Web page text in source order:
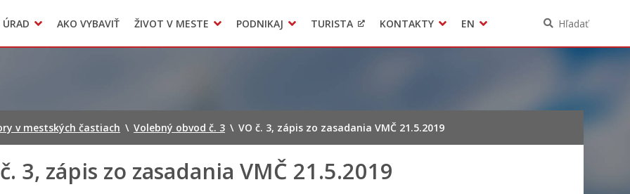
Pomoc pre Ukrajinu
Zmluvy, faktúry a objednávky
Ochrana osobných údajov
AKO VYBAVIŤ ŽIVOT V MESTE
Odpady, verejné priestranstvá
3D model mesta Banská Bystrica
PODNIKAJ TURISTA KONTAKTY EN
Accommodation
Contact
Hľadať
v mestských častiach \ Volebný obvod č. 3 \ VO č. 3, zápis zo zasadania VMČ 21.5.2019
3, zápis zo zasadania VMČ 21.5.2019